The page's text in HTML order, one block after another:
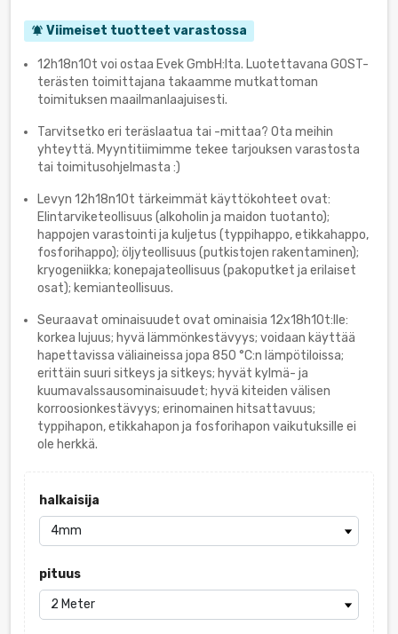
notifications_active Viimeiset tuotteet varastossa
12h18n10t voi ostaa Evek GmbH:lta. Luotettavana GOST-
terästen toimittajana takaamme mutkattoman
toimituksen maailmanlaajuisesti.
Tarvitsetko eri teräslaatua tai -mittaa? Ota meihin
yhteyttä. Myyntitiimimme tekee tarjouksen varastosta
tai toimitusohjelmasta :)
Levyn 12h18n10t tärkeimmät käyttökohteet ovat:
Elintarviketeollisuus (alkoholin ja maidon tuotanto);
happojen varastointi ja kuljetus (typpihappo, etikkahappo,
fosforihappo); öljyteollisuus (putkistojen rakentaminen);
kryogeniikka; konepajateollisuus (pakoputket ja erilaiset
osat); kemianteollisuus.
Seuraavat ominaisuudet ovat ominaisia 12x18h10t:lle:
korkea lujuus; hyvä lämmönkestävyys; voidaan käyttää
hapettavissa väliaineissa jopa 850 °C:n lämpötiloissa;
erittäin suuri sitkeys ja sitkeys; hyvät kylmä- ja
kuumavalssausominaisuudet; hyvä kiteiden välisen
korroosionkestävyys; erinomainen hitsattavuus;
typpihapon, etikkahapon ja fosforihapon vaikutuksille ei
ole herkkä.
halkaisija
pituus